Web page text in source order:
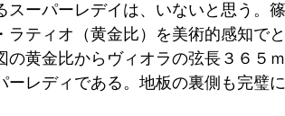
スーパーレデイは、いないと思う。
ラティオ（黄金比）を美術的感知で
の黄金比からヴィオラの弦長３６５
ーレディである。地板の裏側も完璧に